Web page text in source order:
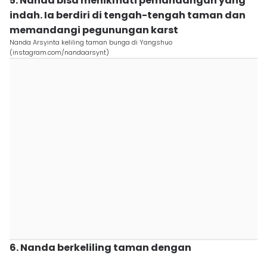
indah. Ia berdiri di tengah-tengah taman dan
memandangi pegunungan karst
Nanda Arsyinta keliling taman bunga di Yangshuo
(instagram.com/nandaarsynt)
6. Nanda berkeliling taman dengan